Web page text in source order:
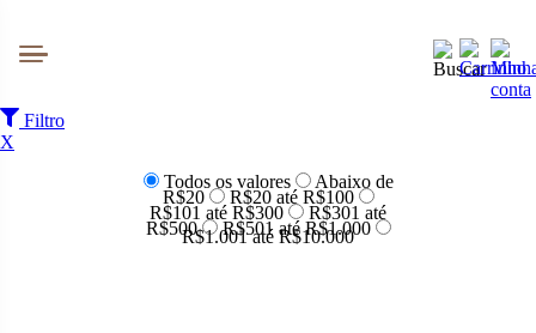
Pesquisar produtos
Filtro
X
Todos os valores
Abaixo de
R$20 R$20 até R$100
R$101 até R$300 R$301 até
R$500 R$501 até R$1.000
R$1.001 até R$10.000